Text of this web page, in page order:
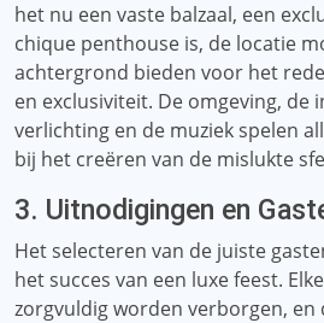
het nu een vaste balzaal, een
chique penthouse is, de locatie
achtergrond bieden voor het
en exclusiviteit. De omgeving, de
verlichting en de muziek spelen
bij het creëren van de mislukte
3. Uitnodigingen en
Het selecteren van de juiste
het succes van een luxe feest.
zorgvuldig worden verborgen,